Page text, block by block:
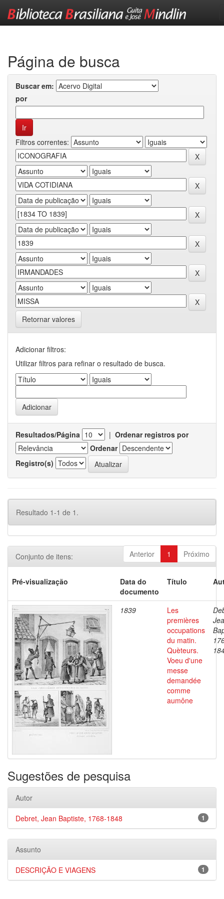
Página de busca
Buscar em:
por
Filtros correntes:
Retornar valores
Adicionar filtros:
Utilizar filtros para refinar o resultado de busca.
Resultados/Página | Ordenar registros por
Ordenar
Registro(s)
Resultado 1-1 de 1.
Anterior 1 Próximo
Conjunto de itens:
Pré-visualização
Data do
documento
Título
1839
Les
premières
occupations
du matin.
Quèteurs.
Voeu d'une
messe
demandée
comme
aumône
Sugestões de pesquisa
Autor
1
Debret, Jean Baptiste, 1768-1848
Assunto
1
DESCRIÇÃO E VIAGENS